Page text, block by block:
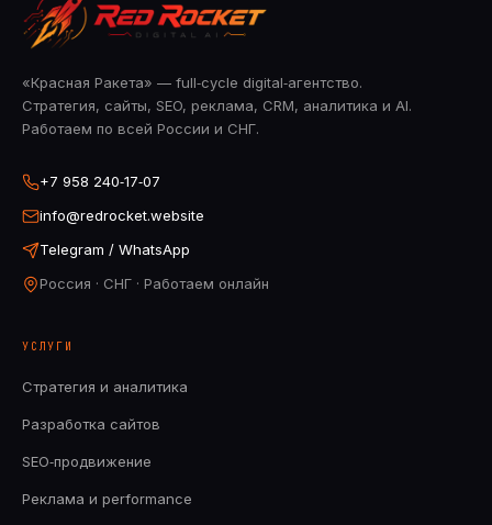
«Красная Ракета» — full‑cycle digital‑агентство.
Стратегия, сайты, SEO, реклама, CRM, аналитика и AI.
Работаем по всей России и СНГ.
+7 958 240‑17‑07
info@redrocket.website
Telegram / WhatsApp
Россия · СНГ · Работаем онлайн
УСЛУГИ
Стратегия и аналитика
Разработка сайтов
SEO‑продвижение
Реклама и performance